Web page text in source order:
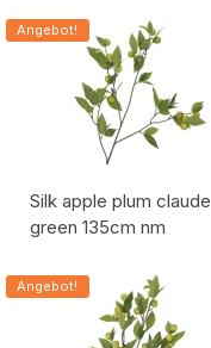
Angebot!
Silk apple plum claude
green 135cm nm
Artikelcode:
Angebot!